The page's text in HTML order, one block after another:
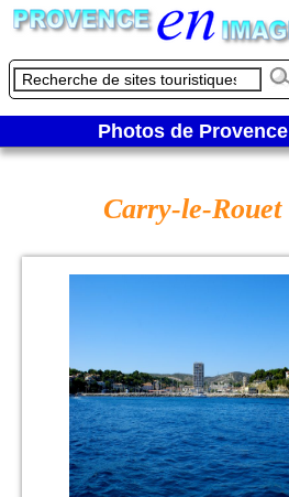
Photos de Provence
Carry-le-Rouet